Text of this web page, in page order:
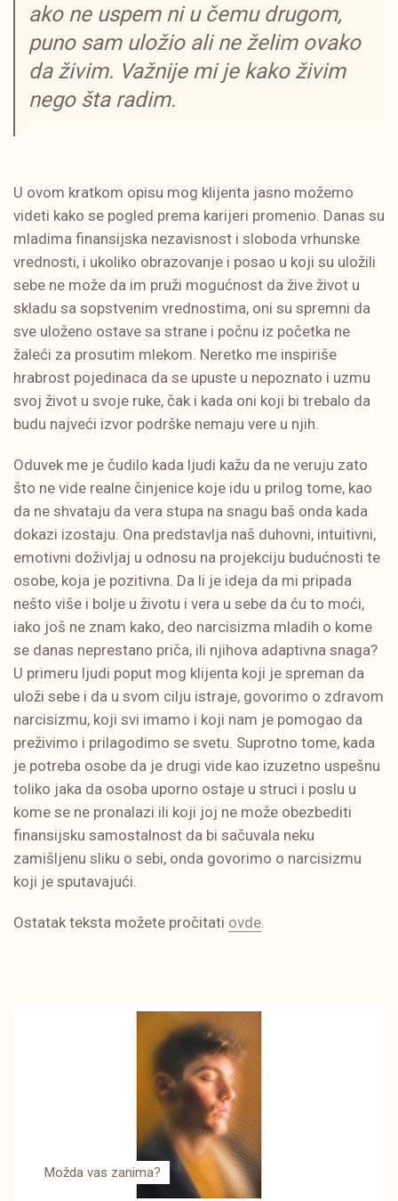
ako ne uspem ni u čemu drugom,
puno sam uložio ali ne želim ovako
da živim. Važnije mi je kako živim
nego šta radim.
U ovom kratkom opisu mog klijenta jasno možemo
videti kako se pogled prema karijeri promenio. Danas su
mladima finansijska nezavisnost i sloboda vrhunske
vrednosti, i ukoliko obrazovanje i posao u koji su uložili
sebe ne može da im pruži mogućnost da žive život u
skladu sa sopstvenim vrednostima, oni su spremni da
sve uloženo ostave sa strane i počnu iz početka ne
žaleći za prosutim mlekom. Neretko me inspiriše
hrabrost pojedinaca da se upuste u nepoznato i uzmu
svoj život u svoje ruke, čak i kada oni koji bi trebalo da
budu najveći izvor podrške nemaju vere u njih.
Oduvek me je čudilo kada ljudi kažu da ne veruju zato
što ne vide realne činjenice koje idu u prilog tome, kao
da ne shvataju da vera stupa na snagu baš onda kada
dokazi izostaju. Ona predstavlja naš duhovni, intuitivni,
emotivni doživljaj u odnosu na projekciju budućnosti te
osobe, koja je pozitivna. Da li je ideja da mi pripada
nešto više i bolje u životu i vera u sebe da ću to moći,
iako još ne znam kako, deo narcisizma mladih o kome
se danas neprestano priča, ili njihova adaptivna snaga?
U primeru ljudi poput mog klijenta koji je spreman da
uloži sebe i da u svom cilju istraje, govorimo o zdravom
narcisizmu, koji svi imamo i koji nam je pomogao da
preživimo i prilagodimo se svetu. Suprotno tome, kada
je potreba osobe da je drugi vide kao izuzetno uspešnu
toliko jaka da osoba uporno ostaje u struci i poslu u
kome se ne pronalazi ili koji joj ne može obezbediti
finansijsku samostalnost da bi sačuvala neku
zamišljenu sliku o sebi, onda govorimo o narcisizmu
koji je sputavajući.
Ostatak teksta možete pročitati ovde
Možda vas zanima?